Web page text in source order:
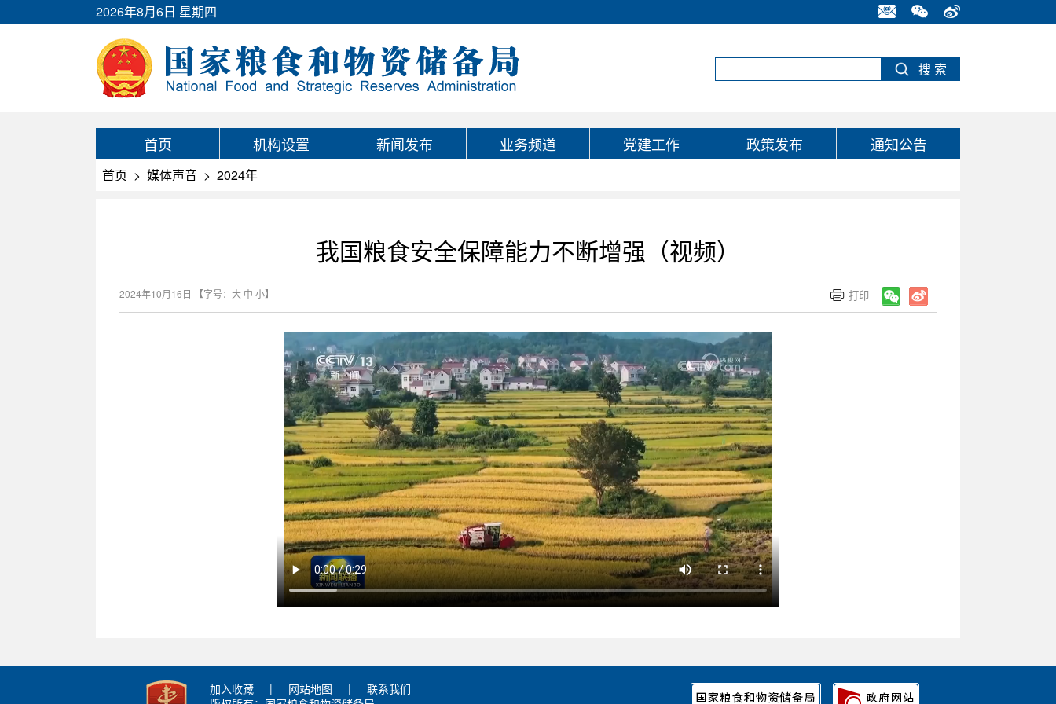
2026年8月6日 星期四
首页 机构设置 新闻发布 业务频道 党建工作 政策发布 通知公告
首页 > 媒体声音 > 2024年
我国粮食安全保障能力不断增强（视频）
2024年10月16日 【字号： 大 中 小】
加入收藏 | 网站地图 |
联系我们